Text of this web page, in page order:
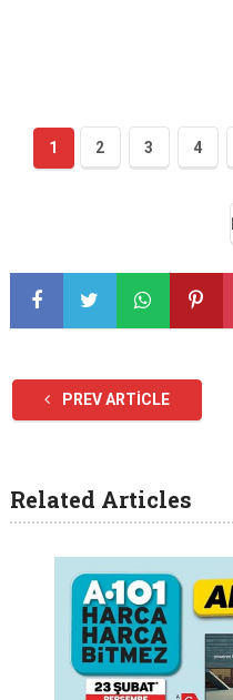
1 2 3 4
PREV ARTICLE
Related Articles